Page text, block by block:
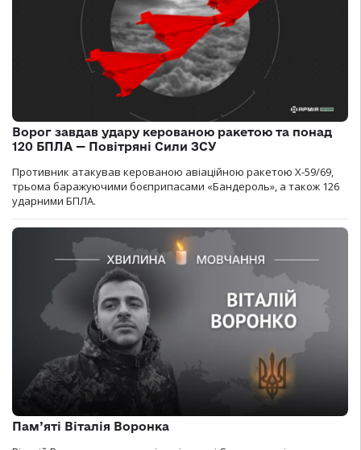
Ворог завдав удару керованою ракетою та понад
120 БПЛА — Повітряні Сили ЗСУ
Противник атакував керованою авіаційною ракетою Х-59/69,
трьома баражуючими боєприпасами «Бандероль», а також 126
ударними БПЛА.
Пам’яті Віталія Воронка